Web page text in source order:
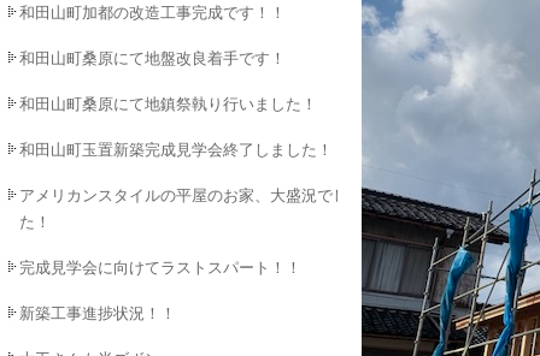
和田山町加都の改造工事完成です！！
和田山町桑原にて地盤改良着手です！
和田山町桑原にて地鎮祭執り行いました！
和田山町玉置新築完成見学会終了しました！
アメリカンスタイルの平屋のお家、大盛況でし
た！
完成見学会に向けてラストスパート！！
新築工事進捗状況！！